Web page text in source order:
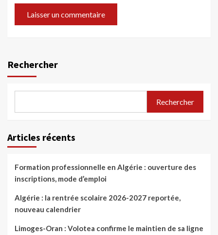
Rechercher
Rechercher
Articles récents
Formation professionnelle en Algérie : ouverture des
inscriptions, mode d’emploi
Algérie : la rentrée scolaire 2026-2027 reportée,
nouveau calendrier
Limoges-Oran : Volotea confirme le maintien de sa ligne